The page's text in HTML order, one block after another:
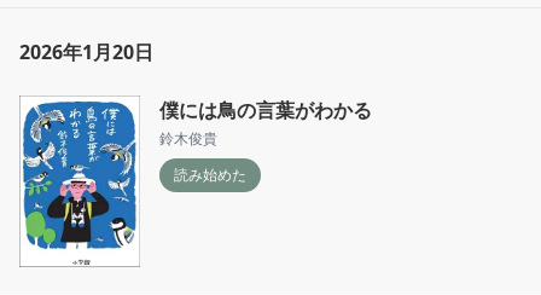
2026年1月20日
僕には鳥の言葉がわかる
鈴木俊貴
読み始めた